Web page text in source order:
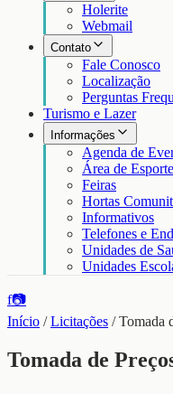
Holerite
Webmail
Contato
Fale Conosco
Localização
Perguntas
Turismo e Lazer
Informações
Agenda de
Área de
Feiras
Hortas
Informativos
Telefones e
Unidades de
Unidades
f📷
Início /Licitações /Tomada
Tomada de